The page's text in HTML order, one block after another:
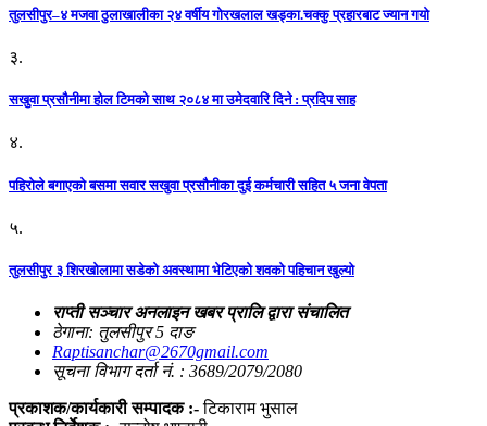
तुलसीपुर–४ मजवा ठुलाखालीका २४ वर्षीय गोरखलाल खड्का.चक्कु प्रहारबाट ज्यान गयो
३.
सखुवा प्रसौनीमा होल टिमको साथ २०८४ मा उमेदवारि दिने : प्रदिप साह
४.
पहिराेले बगाएकाे बसमा सवार सखुवा प्रसाैनीका दुई कर्मचारी सहित ५ जना वेपता
५.
तुलसीपुर ३ शिरखोलामा सडेको अवस्थामा भेटिएको शवको पहिचान खुल्यो
राप्ती सञ्चार अनलाइन खबर प्रालि द्वारा संचालित
ठेगाना: तुलसीपुर 5 दाङ
Raptisanchar@2670gmail.com
सूचना विभाग दर्ता नं. : 3689/2079/2080
प्रकाशक/कार्यकारी सम्पादक :-टिकाराम भुसाल